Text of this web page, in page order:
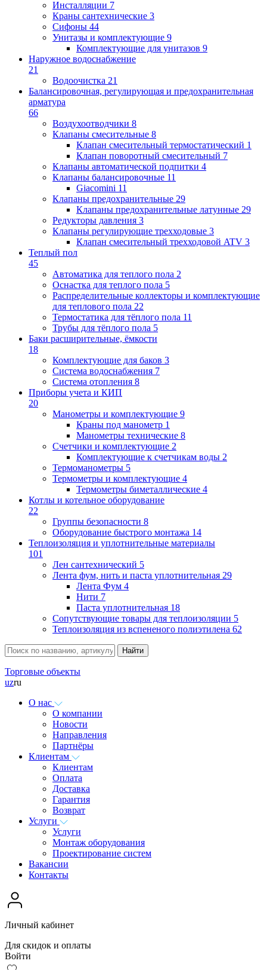
Инсталляции 7
Краны сантехнические 3
Сифоны 44
Унитазы и комплектующие 9
Комплектующие для унитазов 9
Наружное водоснабжение
21
Водоочистка 21
Балансировочная, регулирующая и предохранительная
арматура
66
Воздухоотводчики 8
Клапаны cмесительные 8
Клапан cмесительный термостатический 1
Клапан поворотный cмесительный 7
Клапаны автоматической подпитки 4
Клапаны балансировочные 11
Giacomini 11
Клапаны предохранительные 29
Клапаны предохранительные латунные 29
Редукторы давления 3
Клапаны регулирующие трехходовые 3
Клапан смесительный трехходовой ATV 3
Теплый пол
45
Автоматика для теплого пола 2
Оснастка для теплого пола 5
Распределительные коллекторы и комплектующие
для теплового пола 22
Термостатика для тёплого пола 11
Трубы для тёплого пола 5
Баки расширительные, ёмкости
18
Комплектующие для баков 3
Система водоснабжения 7
Система отопления 8
Приборы учета и КИП
20
Манометры и комплектующие 9
Краны под манометр 1
Манометры технические 8
Счетчики и комплектующие 2
Комплектующие к счетчикам воды 2
Термоманометры 5
Термометры и комплектующие 4
Термометры биметаллические 4
Котлы и котельное оборудование
22
Группы безопасности 8
Оборудование быстрого монтажа 14
Теплоизоляция и уплотнительные материалы
101
Лен сантехнический 5
Лента фум, нить и паста уплотнительная 29
Лента Фум 4
Нити 7
Паста уплотнительная 18
Сопутствующие товары для теплоизоляции 5
Теплоизоляция из вспененого полиэтилена 62
Торговые объекты
uzru
О нас
О компании
Новости
Направления
Партнёры
Клиентам
Клиентам
Оплата
Доставка
Гарантия
Возврат
Услуги
Услуги
Монтаж оборудования
Проектирование систем
Вакансии
Контакты
Личный кабинет
Для скидок и оплаты
Войти